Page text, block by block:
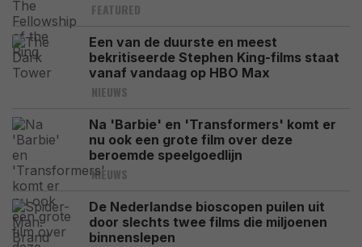
FEATURED
Een van de duurste en meest
bekritiseerde Stephen King-films staat
vanaf vandaag op HBO Max
NIEUWS
Na 'Barbie' en 'Transformers' komt er
nu ook een grote film over deze
beroemde speelgoedlijn
NIEUWS
De Nederlandse bioscopen puilen uit
door slechts twee films die miljoenen
binnenslepen